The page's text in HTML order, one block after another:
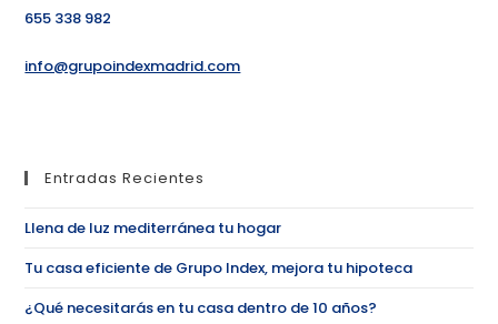
655 338 982
info@grupoindexmadrid.com
Entradas Recientes
Llena de luz mediterránea tu hogar
Tu casa eficiente de Grupo Index, mejora tu hipoteca
¿Qué necesitarás en tu casa dentro de 10 años?